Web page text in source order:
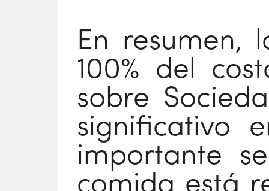
En resumen,
100% del
sobre
significativo
importante